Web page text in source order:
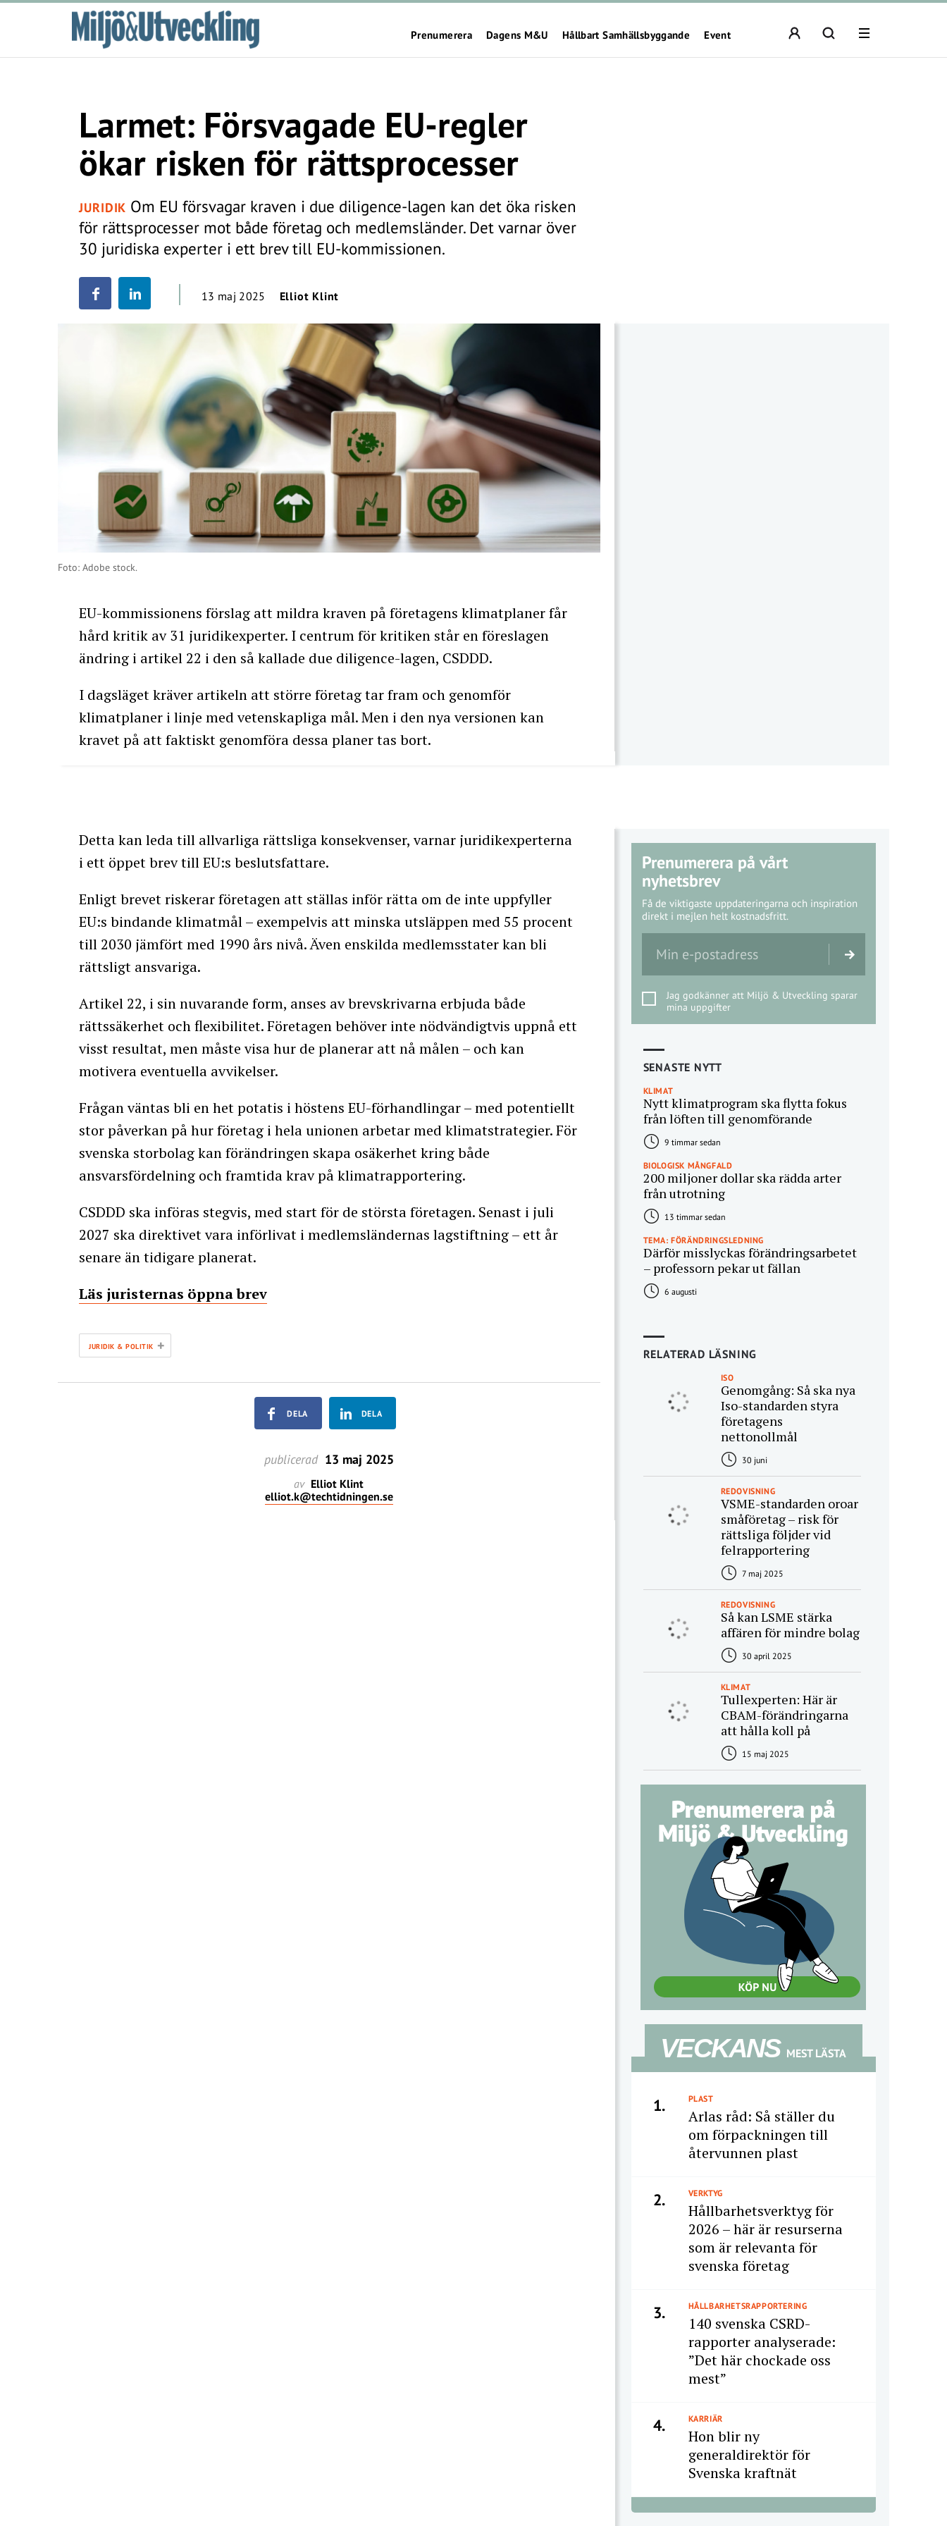
Prenumerera Dagens M&U Hållbart Samhällsbyggande Event
Larmet: Försvagade EU-regler
ökar risken för rättsprocesser
JURIDIK Om EU försvagar kraven i due diligence-lagen kan det öka risken
för rättsprocesser mot både företag och medlemsländer. Det varnar över
30 juridiska experter i ett brev till EU-kommissionen.
13 maj 2025 Elliot Klint
Foto: Adobe stock.
EU-kommissionens förslag att mildra kraven på företagens klimatplaner får
hård kritik av 31 juridikexperter. I centrum för kritiken står en föreslagen
ändring i artikel 22 i den så kallade due diligence-lagen, CSDDD.
I dagsläget kräver artikeln att större företag tar fram och genomför
klimatplaner i linje med vetenskapliga mål. Men i den nya versionen kan
kravet på att faktiskt genomföra dessa planer tas bort.
Detta kan leda till allvarliga rättsliga konsekvenser, varnar juridikexperterna
i ett öppet brev till EU:s beslutsfattare.
Enligt brevet riskerar företagen att ställas inför rätta om de inte uppfyller
EU:s bindande klimatmål – exempelvis att minska utsläppen med 55 procent
till 2030 jämfört med 1990 års nivå. Även enskilda medlemsstater kan bli
rättsligt ansvariga.
Artikel 22, i sin nuvarande form, anses av brevskrivarna erbjuda både
rättssäkerhet och flexibilitet. Företagen behöver inte nödvändigtvis uppnå ett
visst resultat, men måste visa hur de planerar att nå målen – och kan
motivera eventuella avvikelser.
Frågan väntas bli en het potatis i höstens EU-förhandlingar – med potentiellt
stor påverkan på hur företag i hela unionen arbetar med klimatstrategier. För
svenska storbolag kan förändringen skapa osäkerhet kring både
ansvarsfördelning och framtida krav på klimatrapportering.
CSDDD ska införas stegvis, med start för de största företagen. Senast i juli
2027 ska direktivet vara införlivat i medlemsländernas lagstiftning – ett år
senare än tidigare planerat.
Läs juristernas öppna brev
JURIDIK & POLITIK +
DELA DELA
publicerad 13 maj 2025
av Elliot Klint
elliot.k@techtidningen.se
Prenumerera på vårt
nyhetsbrev
Få de viktigaste uppdateringarna och inspiration
direkt i mejlen helt kostnadsfritt.
Jag godkänner att Miljö & Utveckling sparar
mina uppgifter
SENASTE NYTT
KLIMAT
Nytt klimatprogram ska flytta fokus
från löften till genomförande
9 timmar sedan
BIOLOGISK MÅNGFALD
200 miljoner dollar ska rädda arter
från utrotning
13 timmar sedan
TEMA: FÖRÄNDRINGSLEDNING
Därför misslyckas förändringsarbetet
– professorn pekar ut fällan
6 augusti
RELATERAD LÄSNING
ISO
Genomgång: Så ska nya
Iso-standarden styra
företagens
nettonollmål
30 juni
REDOVISNING
VSME-standarden oroar
småföretag – risk för
rättsliga följder vid
felrapportering
7 maj 2025
REDOVISNING
Så kan LSME stärka
affären för mindre bolag
30 april 2025
KLIMAT
Tullexperten: Här är
CBAM-förändringarna
att hålla koll på
15 maj 2025
VECKANS MEST LÄSTA
1. PLAST
Arlas råd: Så ställer du
om förpackningen till
återvunnen plast
2. VERKTYG
Hållbarhetsverktyg för
2026 – här är resurserna
som är relevanta för
svenska företag
3. HÅLLBARHETSRAPPORTERING
140 svenska CSRD-
rapporter analyserade:
”Det här chockade oss
mest”
4. KARRIÄR
Hon blir ny
generaldirektör för
Svenska kraftnät